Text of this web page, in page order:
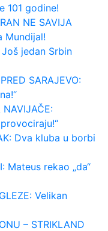
101 godine!
NE SAVIJA
Mundijal!
Još jedan Srbin
SARAJEVO:
NAVIJAČE:
Dva kluba u borbi
Mateus rekao „da“
Velikan
– STRIKLAND